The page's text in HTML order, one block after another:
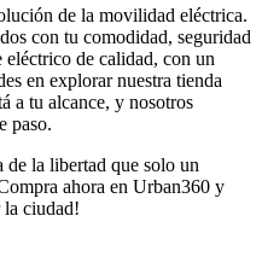
de la movilidad eléctrica.
con tu comodidad, seguridad
eléctrico de calidad, con un
en explorar nuestra tienda
a tu alcance, y nosotros
paso.
la libertad que solo un
ahora en Urban360 y
la ciudad!